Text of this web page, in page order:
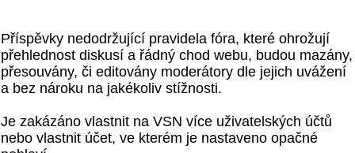
Příspěvky nedodržující pravidela fóra, které ohrožují
přehlednost diskusí a řádný chod webu, budou mazány,
přesouvány, či editovány moderátory dle jejich uvážení
a bez nároku na jakékoliv stížnosti.
Je zakázáno vlastnit na VSN více uživatelských účtů
nebo vlastnit účet, ve kterém je nastaveno opačné